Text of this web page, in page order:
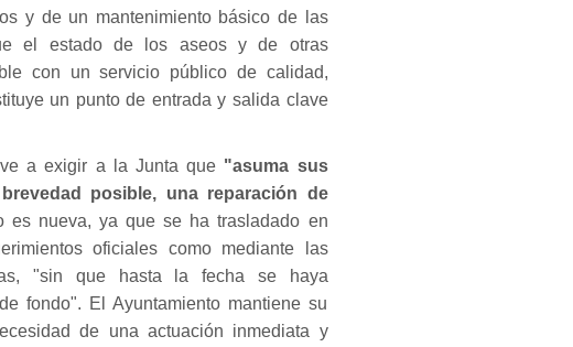
y de un mantenimiento básico de las
el estado de los aseos y de otras
con un servicio público de calidad,
un punto de entrada y salida clave
a exigir a la Junta que "asuma sus
posible, una reparación de
es nueva, ya que se ha trasladado en
oficiales como mediante las
"sin que hasta la fecha se haya
fondo". El Ayuntamiento mantiene su
de una actuación inmediata y